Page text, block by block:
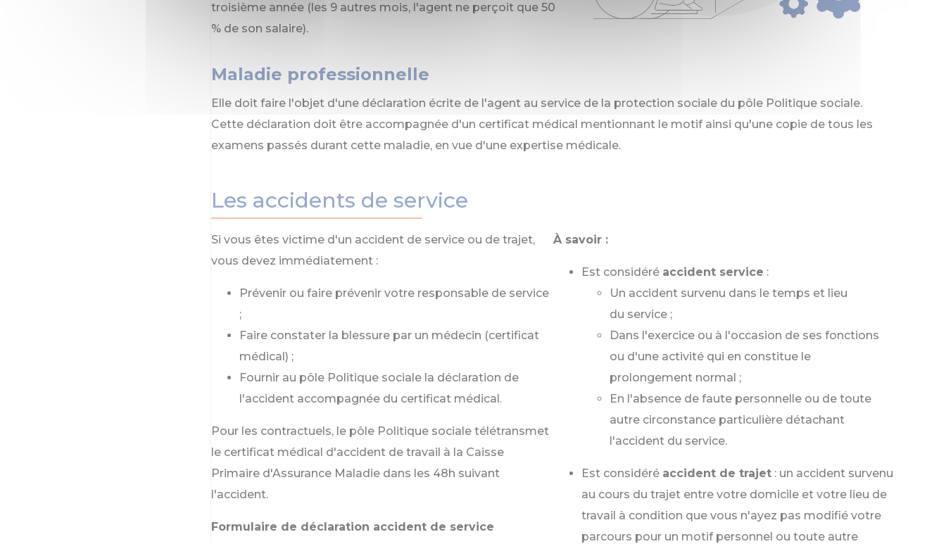
troisième année (les 9 autres mois, l'agent ne perçoit que 50
% de son salaire).
Maladie professionnelle
Elle doit faire l'objet d'une déclaration écrite de l'agent au service de la protection sociale du pôle Politique sociale.
Cette déclaration doit être accompagnée d'un certificat médical mentionnant le motif ainsi qu'une copie de tous les
examens passés durant cette maladie, en vue d'une expertise médicale.
Les accidents de service
Si vous êtes victime d'un accident de service ou de trajet,
vous devez immédiatement :
Prévenir ou faire prévenir votre responsable de service
;
Faire constater la blessure par un médecin (certificat
médical) ;
Fournir au pôle Politique sociale la déclaration de
l'accident accompagnée du certificat médical.
Pour les contractuels, le pôle Politique sociale télétransmet
le certificat médical d'accident de travail à la Caisse
Primaire d'Assurance Maladie dans les 48h suivant
l'accident.
Formulaire de déclaration accident de service
À savoir :
Est considéré accident service :
Un accident survenu dans le temps et lieu
du service ;
Dans l'exercice ou à l'occasion de ses fonctions
ou d'une activité qui en constitue le
prolongement normal ;
En l'absence de faute personnelle ou de toute
autre circonstance particulière détachant
l'accident du service.
Est considéré accident de trajet : un accident survenu
au cours du trajet entre votre domicile et votre lieu de
travail à condition que vous n'ayez pas modifié votre
parcours pour un motif personnel ou toute autre